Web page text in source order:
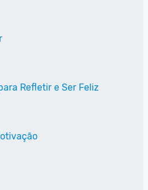
Refletir e Ser Feliz